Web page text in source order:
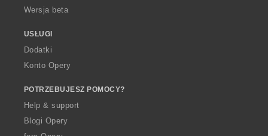
Wersja beta
USŁUGI
Dodatki
Konto Opery
POTRZEBUJESZ POMOCY?
Help & support
Blogi Opery